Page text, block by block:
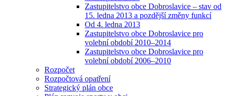
Zastupitelstvo obce Dobroslavice – stav od
15. ledna 2013 a pozdější změny funkcí
Od 4. ledna 2013
Zastupitelstvo obce Dobroslavice pro
volební období 2010–2014
Zastupitelstvo obce Dobroslavice pro
volební období 2006–2010
Rozpočet
Rozpočtová opatření
Strategický plán obce